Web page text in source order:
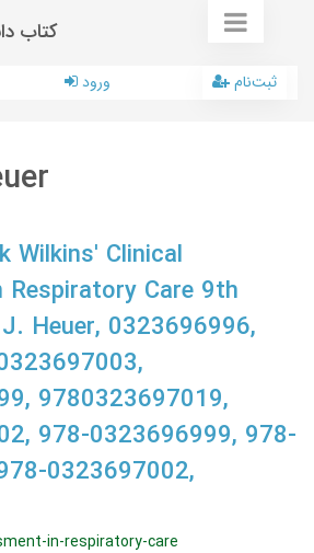
کتاب
ورود ثبت‌نام
Wilkins' Clinical
Care 9th
Heuer, 0323696996,
9780323697019,
978-0323696999, 978-
0323697002,
in-respiratory-care